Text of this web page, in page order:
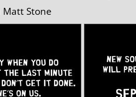
Stone